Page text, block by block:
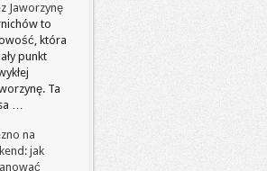
Jaworzynę
to
która
punkt
Ta
…
na
jak